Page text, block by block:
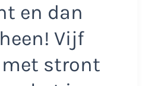
en dan
Vijf
stront